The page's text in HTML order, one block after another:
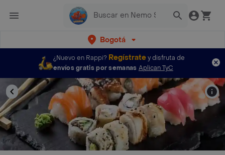
Bogotá
¿Nuevo en Rappi? Regístratey disfruta de
envíos gratis por semanas Aplican TyC